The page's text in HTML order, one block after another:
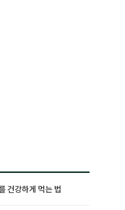
건강하게 먹는 법